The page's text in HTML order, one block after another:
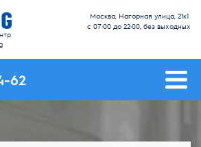
Москва, Нагорная улица, 21к1
с 07:00 до 22:00, без выходных
62